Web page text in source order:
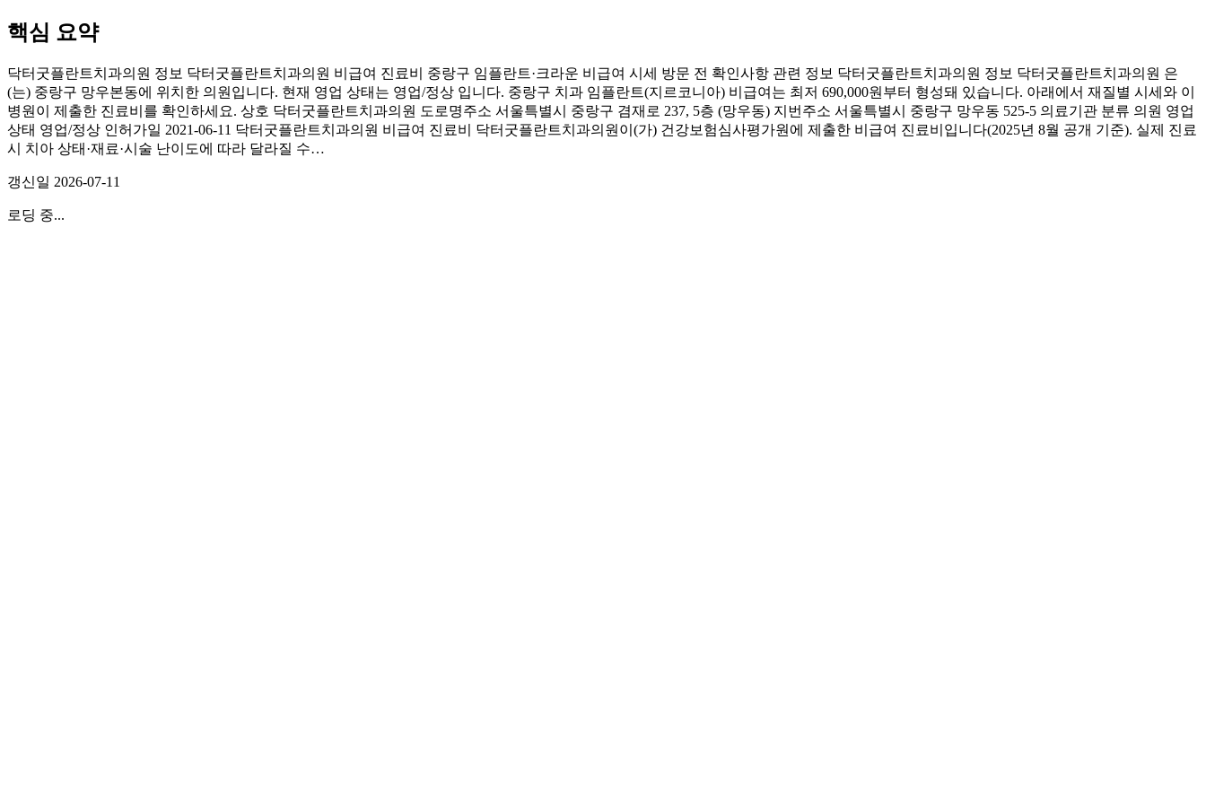
핵심 요약
닥터굿플란트치과의원 정보 닥터굿플란트치과의원 비급여 진료비 중랑구 임플란트·크라운 비급여 시세 방문 전 확인사항 관련 정보 닥터굿플란트치과의원 정보 닥터굿플란트치과의원 은
(는) 중랑구 망우본동에 위치한 의원입니다. 현재 영업 상태는 영업/정상 입니다. 중랑구 치과 임플란트(지르코니아) 비급여는 최저 690,000원부터 형성돼 있습니다. 아래에서 재질별 시세와 이
병원이 제출한 진료비를 확인하세요. 상호 닥터굿플란트치과의원 도로명주소 서울특별시 중랑구 겸재로 237, 5층 (망우동) 지번주소 서울특별시 중랑구 망우동 525-5 의료기관 분류 의원 영업
상태 영업/정상 인허가일 2021-06-11 닥터굿플란트치과의원 비급여 진료비 닥터굿플란트치과의원이(가) 건강보험심사평가원에 제출한 비급여 진료비입니다(2025년 8월 공개 기준). 실제 진료
시 치아 상태·재료·시술 난이도에 따라 달라질 수…
갱신일 2026-07-11
로딩 중...